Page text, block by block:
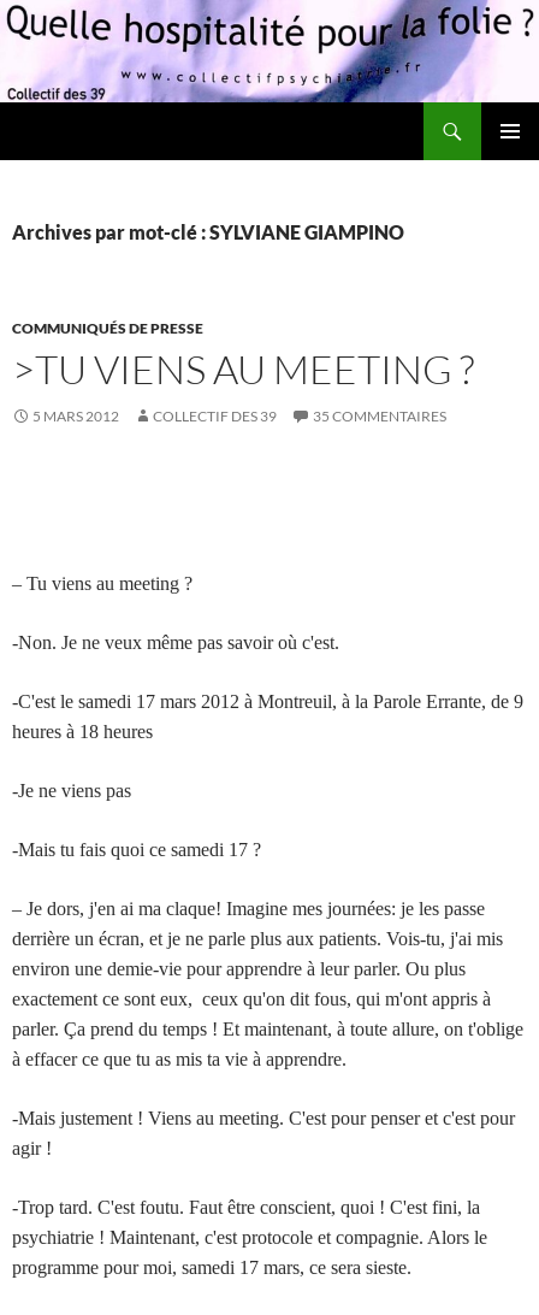
Archives par mot-clé : SYLVIANE GIAMPINO
COMMUNIQUÉS DE PRESSE
>TU VIENS AU MEETING ?
5 MARS 2012 COLLECTIF DES 39 35 COMMENTAIRES
– Tu viens au meeting ?
-Non. Je ne veux même pas savoir où c'est.
-C'est le samedi 17 mars 2012 à Montreuil, à la Parole Errante, de 9
heures à 18 heures
-Je ne viens pas
-Mais tu fais quoi ce samedi 17 ?
– Je dors, j'en ai ma claque! Imagine mes journées: je les passe
derrière un écran, et je ne parle plus aux patients. Vois-tu, j'ai mis
environ une demie-vie pour apprendre à leur parler. Ou plus
exactement ce sont eux, ceux qu'on dit fous, qui m'ont appris à
parler. Ça prend du temps ! Et maintenant, à toute allure, on t'oblige
à effacer ce que tu as mis ta vie à apprendre.
-Mais justement ! Viens au meeting. C'est pour penser et c'est pour
agir !
-Trop tard. C'est foutu. Faut être conscient, quoi ! C'est fini, la
psychiatrie ! Maintenant, c'est protocole et compagnie. Alors le
programme pour moi, samedi 17 mars, ce sera sieste.